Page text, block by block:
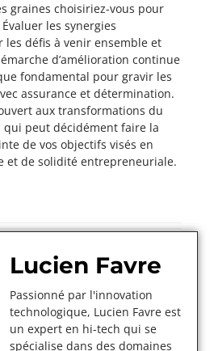
graines choisiriez-vous pour
les synergies
défis à venir ensemble et
d’amélioration continue
fondamental pour gravir les
assurance et détermination.
aux transformations du
qui peut décidément faire la
de vos objectifs visés en
et de solidité entrepreneuriale.
Lucien Favre
Passionné par l'innovation
technologique, Lucien Favre est
un expert en hi-tech qui se
spécialise dans des domaines